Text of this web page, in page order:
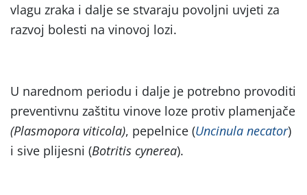
vlagu zraka i dalje se stvaraju povoljni uvjeti za
razvoj bolesti na vinovoj lozi.
U narednom periodu i dalje je potrebno provoditi
preventivnu zaštitu vinove loze protiv plamenjače
(Plasmopora viticola), pepelnice (Uncinula necator)
i sive plijesni (Botritis cynerea).